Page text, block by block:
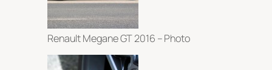
Renault Megane GT 2016 – Photo